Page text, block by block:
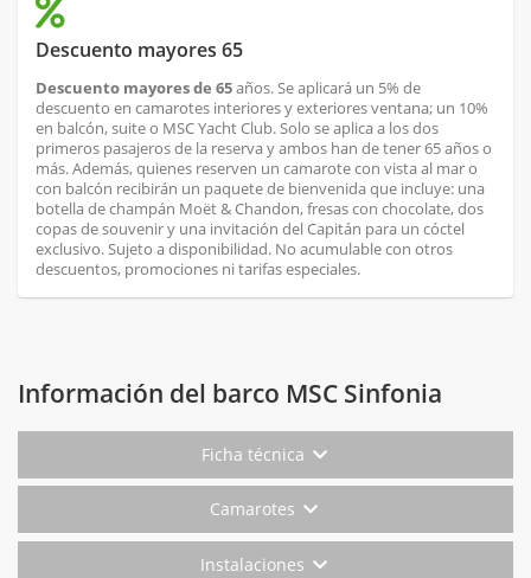
Descuento mayores 65
Descuento mayores de 65años. Se aplicará un 5% de
descuento en camarotes interiores y exteriores ventana; un 10%
en balcón, suite o MSC Yacht Club. Solo se aplica a los dos
primeros pasajeros de la reserva y ambos han de tener 65 años o
más. Además, quienes reserven un camarote con vista al mar o
con balcón recibirán un paquete de bienvenida que incluye: una
botella de champán Moët & Chandon, fresas con chocolate, dos
copas de souvenir y una invitación del Capitán para un cóctel
exclusivo. Sujeto a disponibilidad. No acumulable con otros
descuentos, promociones ni tarifas especiales.
Información del barco MSC Sinfonia
Ficha técnica
Camarotes
Instalaciones